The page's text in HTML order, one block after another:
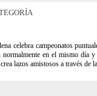
celebra campeonatos
en el mismo día
lazos amistosos a través de